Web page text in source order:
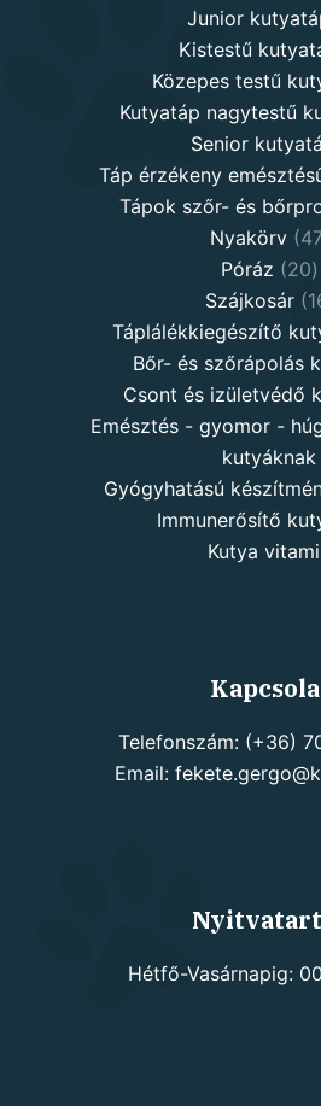
Junior
Kistestű
Közepes testű
Kutyatáp nagytestű
Senior
Táp érzékeny
Tápok szőr- és
Nyakörv 47
Póráz 20
Szájkosár
Táplálékkiegészítő
Bőr- és szőrápolás
Csont és izületvédő
Emésztés - gyomor -
kutyáknak
Gyógyhatású
Immunerősítő
Kutya
Telefonszám: (+36)
Email:
Hétfő-Vasárnapig: